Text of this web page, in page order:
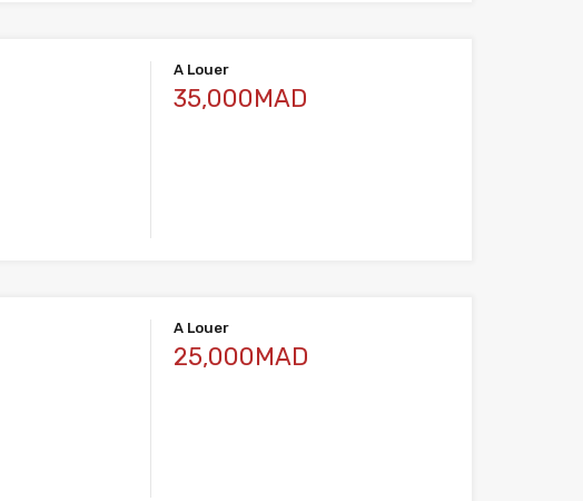
A Louer
35,000MAD
A Louer
25,000MAD